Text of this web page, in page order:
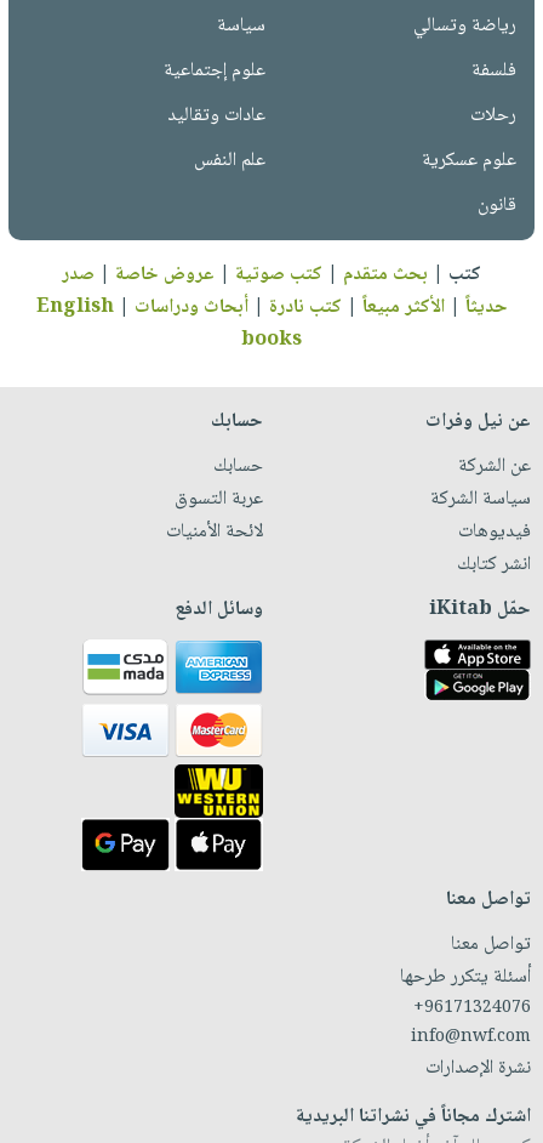
رياضة وتسالي
سياسة
فلسفة
علوم إجتماعية
رحلات
عادات وتقاليد
علوم عسكرية
علم النفس
قانون
كتب | بحث متقدم | كتب صوتية | عروض خاصة | صدر
حديثاً |الأكثر مبيعاً | كتب نادرة |أبحاث ودراسات |
English
books
عن نيل وفرات
عن الشركة
سياسة الشركة
فيديوهات
انشر كتابك
حسابك
حسابك
عربة التسوق
لائحة الأمنيات
حمّل iKitab وسائل الدفع
تواصل معنا
تواصل معنا
أسئلة يتكرر طرحها
+96171324076
info@nwf.com
نشرة الإصدارات
اشترك مجاناً في نشراتنا البريدية